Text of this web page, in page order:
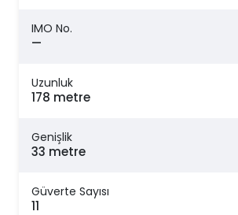
IMO No.
—
Uzunluk
178 metre
Genişlik
33 metre
Güverte Sayısı
11